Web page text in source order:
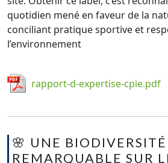
quotidien mené en faveur de la
conciliant pratique sportive et
l’environnement
rapport-d-expertise-cpie.pdf
🌸 UNE BIODIVERSITÉ
REMARQUABLE SUR